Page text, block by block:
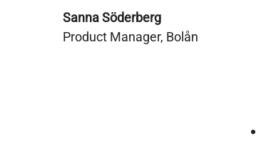
Sanna Söderberg
Product Manager, Bolån